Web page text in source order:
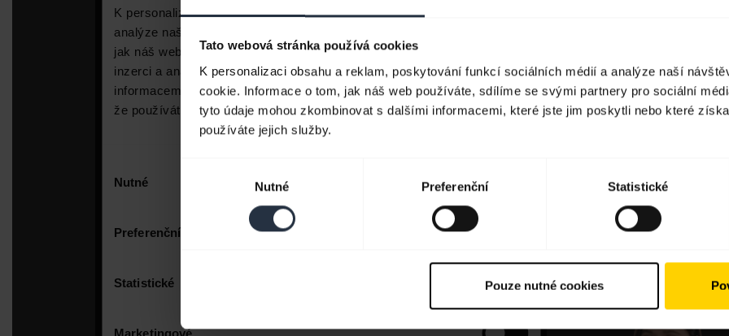
Tato webová stránka používá cookies
K personalizaci obsahu a reklam, poskytování funkcí sociálních médií a analýze naší
cookie. Informace o tom, jak náš web používáte, sdílíme se svými partnery pro sociální
tyto údaje mohou zkombinovat s dalšími informacemi, které jste jim poskytli nebo které
používáte jejich služby.
Nutné Preferenční Statistické
Pouze nutné cookies